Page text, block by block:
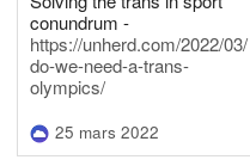
conundrum -
https://unherd.com/2022/03/
do-we-need-a-trans-
olympics/
25 mars 2022